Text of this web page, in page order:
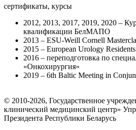
сертификаты, курсы
2012, 2013, 2017, 2019, 2020 –
квалификации БелМАПО
2013 – ESU-Weill Cornell
2015 – European Urology
2016 – переподготовка по
«Онкохирургия»
2019 – 6th Baltic Meeting in
© 2010-2026, Государственное
клинический медицинский центр»
Президента Республики Беларусь